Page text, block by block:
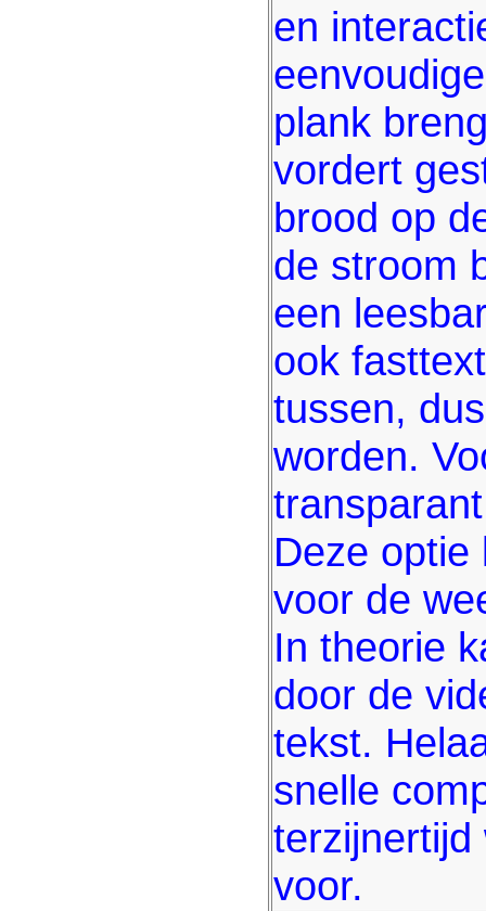
en
plank
vordert
brood op
de stroom
een
ook
tussen,
worden.
Deze optie
voor de
In theorie
door de
tekst.
snelle
terzijnertijd
voor.